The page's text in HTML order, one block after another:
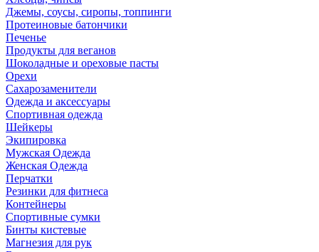
Джемы, соусы, сиропы, топпинги
Протеиновые батончики
Печенье
Продукты для веганов
Шоколадные и ореховые пасты
Орехи
Сахарозаменители
Одежда и аксессуары
Спортивная одежда
Шейкеры
Экипировка
Мужская Одежда
Женская Одежда
Перчатки
Резинки для фитнеса
Контейнеры
Спортивные сумки
Бинты кистевые
Магнезия для рук